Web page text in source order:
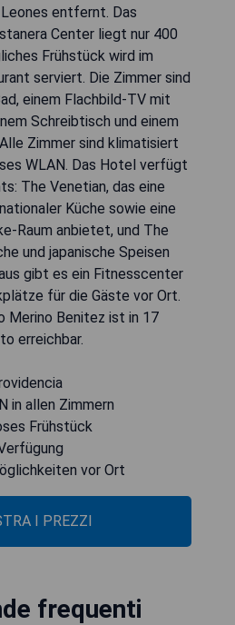
entfernt. Das
Center liegt nur 400
Frühstück wird im
serviert. Die Zimmer sind
einem Flachbild-TV mit
Schreibtisch und einem
Zimmer sind klimatisiert
WLAN. Das Hotel verfügt
The Venetian, das eine
Küche sowie eine
Raum anbietet, und The
und japanische Speisen
gibt es ein Fitnesscenter
für die Gäste vor Ort.
Merino Benitez ist in 17
erreichbar.
in allen Zimmern
Frühstück
vor Ort
I PREZZI
frequenti